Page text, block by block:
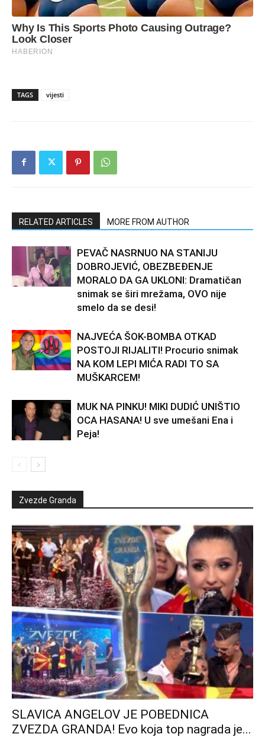
TAGS vijesti
RELATED ARTICLES MORE FROM AUTHOR
PEVAČ NASRNUO NA STANIJU
DOBROJEVIĆ, OBEZBEĐENJE
MORALO DA GA UKLONI: Dramatičan
snimak se širi mrežama, OVO nije
smelo da se desi!
NAJVEĆA ŠOK-BOMBA OTKAD
POSTOJI RIJALITI! Procurio snimak
NA KOM LEPI MIĆA RADI TO SA
MUŠKARCEM!
MUK NA PINKU! MIKI DUDIĆ UNIŠTIO
OCA HASANA! U sve umešani Ena i
Peja!
Zvezde Granda
SLAVICA ANGELOV JE POBEDNICA
ZVEZDA GRANDA! Evo koja top nagrada je...